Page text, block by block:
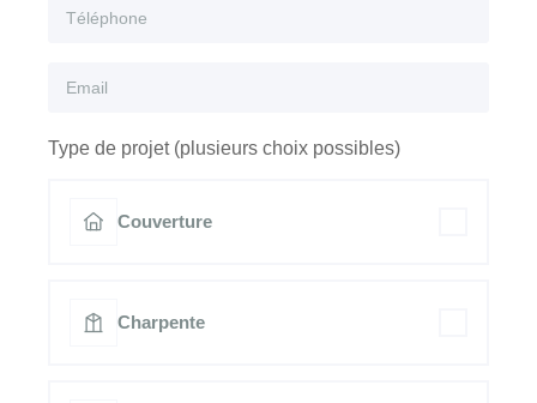
Type de projet (plusieurs choix possibles)
Couverture
Charpente